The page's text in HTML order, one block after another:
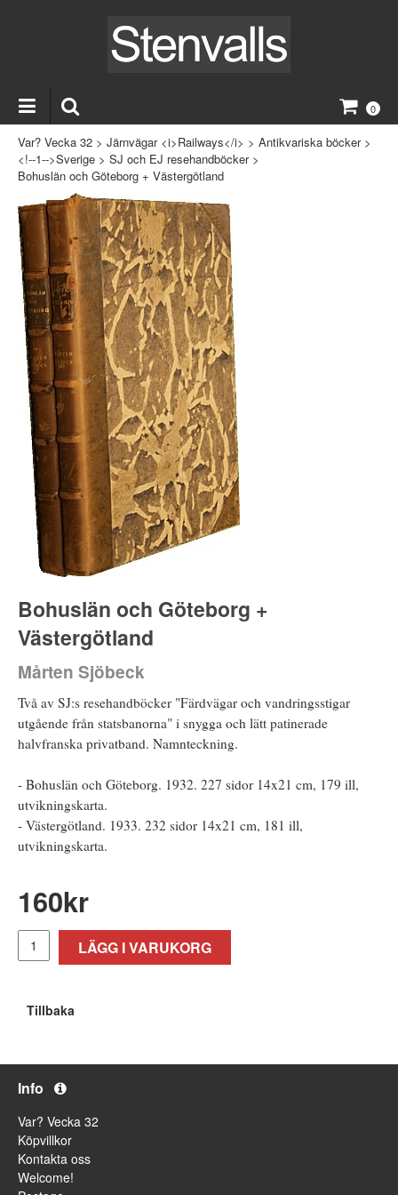
0
Var? Vecka 32 > Järnvägar <i>Railways</i> > Antikvariska böcker>
<!--1-->Sverige > SJ och EJ resehandböcker>
Bohuslän och Göteborg + Västergötland
Bohuslän och Göteborg +
Västergötland
Mårten Sjöbeck
Två av SJ:s resehandböcker "Färdvägar och vandringsstigar
utgående från statsbanorna" i snygga och lätt patinerade
halvfranska privatband. Namnteckning.
- Bohuslän och Göteborg. 1932. 227 sidor 14x21 cm, 179 ill,
utvikningskarta.
- Västergötland. 1933. 232 sidor 14x21 cm, 181 ill,
utvikningskarta.
160kr
LÄGG I VARUKORG
Tillbaka
Info
Var? Vecka 32
Köpvillkor
Kontakta oss
Welcome!